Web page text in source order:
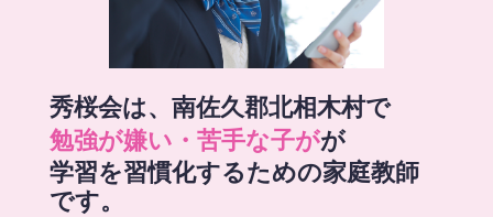
秀桜会は、南佐久郡北相木村で
勉強が嫌い・苦手な子がが
学習を習慣化するための家庭教師
です。